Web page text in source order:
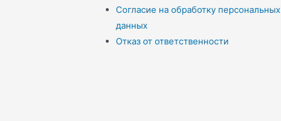
Согласие на обработку персональных
данных
Отказ от ответственности